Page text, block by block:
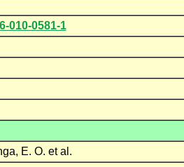
010-0581-1
E. O. et al.